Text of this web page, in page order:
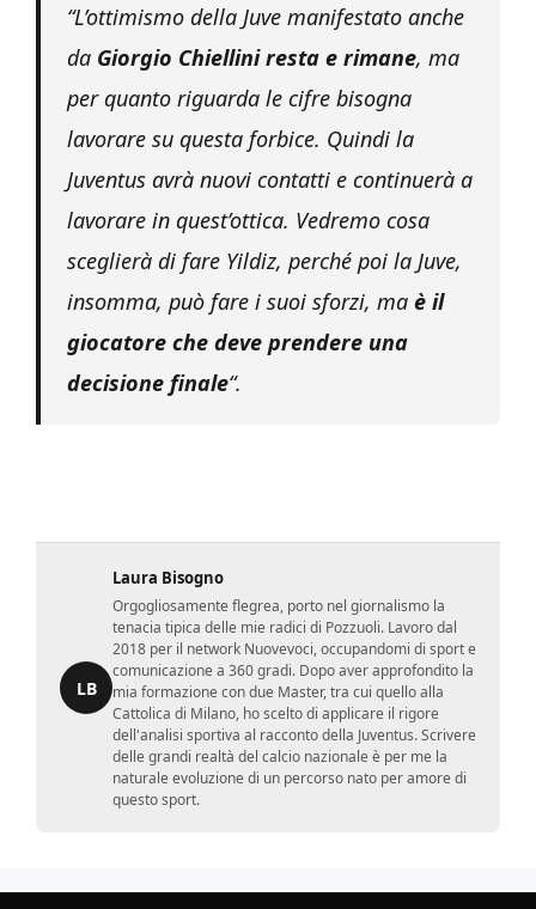
“L’ottimismo della Juve manifestato anche
da Giorgio Chiellini resta e rimane, ma
per quanto riguarda le cifre bisogna
lavorare su questa forbice. Quindi la
Juventus avrà nuovi contatti e continuerà a
lavorare in quest’ottica. Vedremo cosa
sceglierà di fare Yildiz, perché poi la Juve,
insomma, può fare i suoi sforzi, ma è il
giocatore che deve prendere una
decisione finale“.
LB
Laura Bisogno
Orgogliosamente flegrea, porto nel giornalismo la
tenacia tipica delle mie radici di Pozzuoli. Lavoro dal
2018 per il network Nuovevoci, occupandomi di sport e
comunicazione a 360 gradi. Dopo aver approfondito la
mia formazione con due Master, tra cui quello alla
Cattolica di Milano, ho scelto di applicare il rigore
dell'analisi sportiva al racconto della Juventus. Scrivere
delle grandi realtà del calcio nazionale è per me la
naturale evoluzione di un percorso nato per amore di
questo sport.